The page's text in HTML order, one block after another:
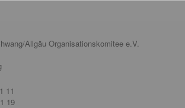
Allgäu Organisationskomitee e.V.
11
19